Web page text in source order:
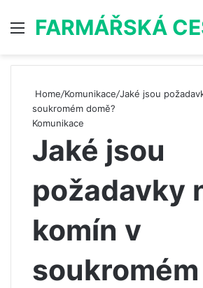
Menu
FARMÁŘSKÁ
Home/Komunikace/Jaké jsou
soukromém domě?
Komunikace
Jaké jsou
požadavky
komín v
soukromém